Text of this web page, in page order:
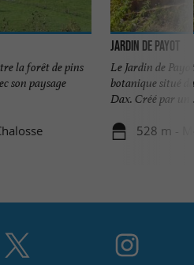
la forêt de pins
son paysage
Jardin de Payot
Le Jardin de
botanique situé
Dax. Créé par un
528 m -